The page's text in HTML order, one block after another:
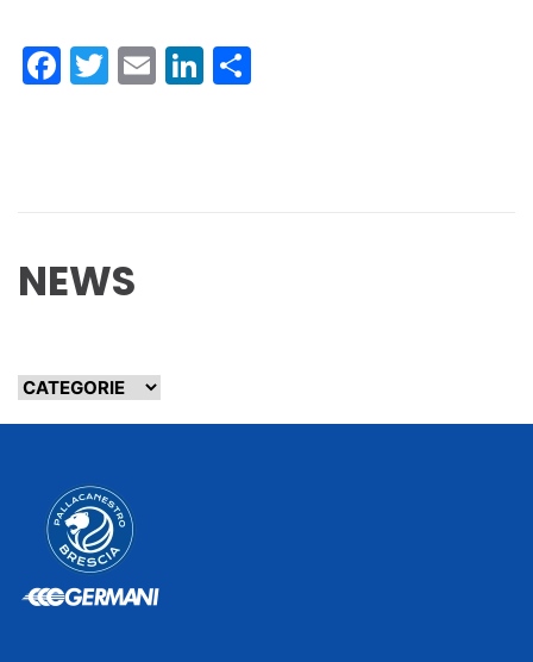
Facebook
Twitter
EmailLinkedIn
NEWS